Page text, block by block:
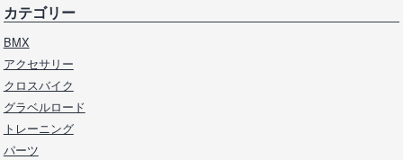
カテゴリー
BMX
アクセサリー
クロスバイク
グラベルロード
トレーニング
パーツ